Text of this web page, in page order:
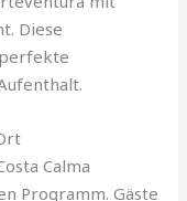
Diese
Calma
Programm. Gäste